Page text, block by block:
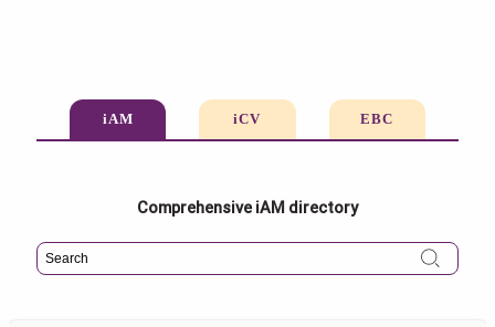
iAM iCV EBC
Comprehensive iAM directory